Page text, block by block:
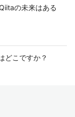
の未来はある
どこですか？